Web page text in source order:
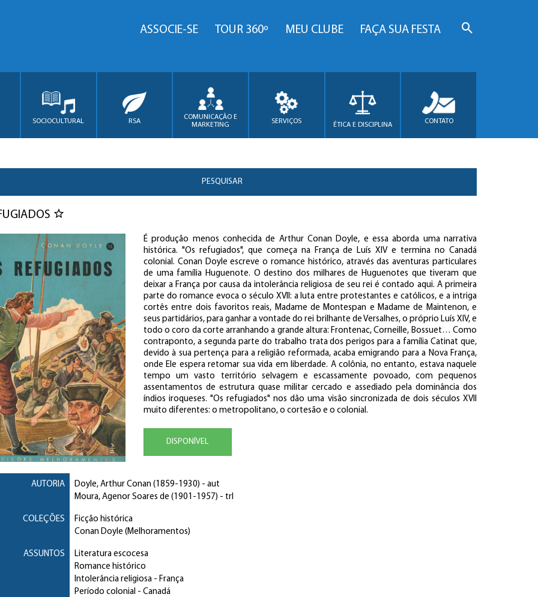
ASSOCIE-SE TOUR 360º MEU CLUBE FAÇA SUA FESTA
SOCIOCULTURAL RSA
COMUNICAÇÃO E
MARKETING
SERVIÇOS ÉTICA E DISCIPLINA CONTATO
PESQUISAR
É produção menos conhecida de Arthur Conan Doyle, e essa aborda uma narrativa
histórica. "Os refugiados", que começa na França de Luís XIV e termina no Canadá
colonial. Conan Doyle escreve o romance histórico, através das aventuras particulares
de uma família Huguenote. O destino dos milhares de Huguenotes que tiveram que
deixar a França por causa da intolerância religiosa de seu rei é contado aqui. A primeira
parte do romance evoca o século XVII: a luta entre protestantes e católicos, e a intriga
cortês entre dois favoritos reais, Madame de Montespan e Madame de Maintenon, e
seus partidários, para ganhar a vontade do rei brilhante de Versalhes, o próprio Luís XIV, e
todo o coro da corte arranhando a grande altura: Frontenac, Corneille, Bossuet… Como
contraponto, a segunda parte do trabalho trata dos perigos para a família Catinat que,
devido à sua pertença para a religião reformada, acaba emigrando para a Nova França,
onde Ele espera retomar sua vida em liberdade. A colônia, no entanto, estava naquele
tempo um vasto território selvagem e escassamente povoado, com pequenos
assentamentos de estrutura quase militar cercado e assediado pela dominância dos
índios iroqueses. "Os refugiados" nos dão uma visão sincronizada de dois séculos XVII
muito diferentes: o metropolitano, o cortesão e o colonial.
DISPONÍVEL
AUTORIA Doyle, Arthur Conan (1859-1930) - aut
Moura, Agenor Soares de (1901-1957) - trl
COLEÇÕES
Ficção histórica
Conan Doyle (Melhoramentos)
ASSUNTOS
Literatura escocesa
Romance histórico
Intolerância religiosa- França
Período colonial - Canadá